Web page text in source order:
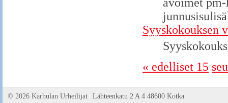
Syyskokouksen
« edelliset 15
© 2026 Karhulan Urheilijat Lähteenkatu 2 A 4 48600 Kotka